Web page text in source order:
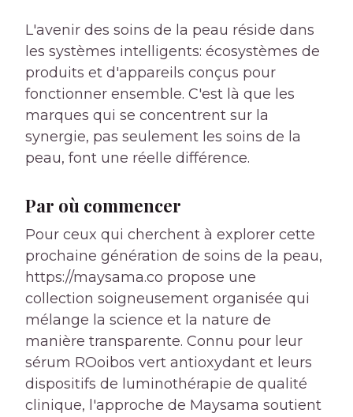
L'avenir des soins de la peau réside dans
les systèmes intelligents: écosystèmes de
produits et d'appareils conçus pour
fonctionner ensemble. C'est là que les
marques qui se concentrent sur la
synergie, pas seulement les soins de la
peau, font une réelle différence.
Par où commencer
Pour ceux qui cherchent à explorer cette
prochaine génération de soins de la peau,
https://maysama.co propose une
collection soigneusement organisée qui
mélange la science et la nature de
manière transparente. Connu pour leur
sérum ROoibos vert antioxydant et leurs
dispositifs de luminothérapie de qualité
clinique, l'approche de Maysama soutient